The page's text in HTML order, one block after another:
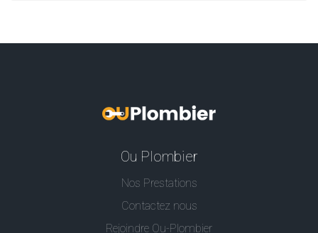
Ou Plombier
Nos Prestations
Contactez nous
Rejoindre Ou-Plombier